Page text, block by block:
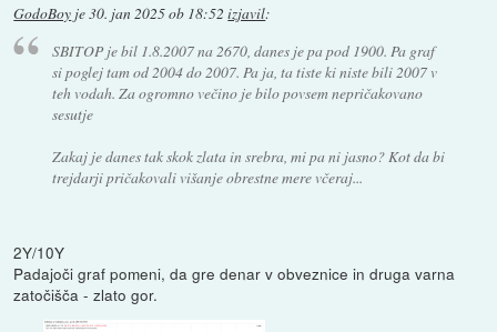
GodoBoy je30. jan 2025 ob 18:52 izjavil:
SBITOP je bil 1.8.2007 na 2670, danes je pa pod 1900. Pa graf
si poglej tam od 2004 do 2007. Pa ja, ta tiste ki niste bili 2007 v
teh vodah. Za ogromno večino je bilo povsem nepričakovano
sesutje
Zakaj je danes tak skok zlata in srebra, mi pa ni jasno? Kot da bi
trejdarji pričakovali višanje obrestne mere včeraj...
2Y/10Y
Padajoči graf pomeni, da gre denar v obveznice in druga varna
zatočišča - zlato gor.